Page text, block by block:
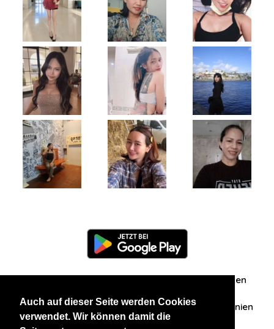
Auch auf dieser Seite werden Cookies
verwendet. Wir können damit die
Zuschriften/Erfahrungen
Datenschutzerklärung AGB Datenschutzrichtlinien